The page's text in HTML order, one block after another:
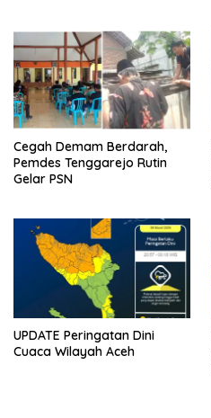
Cegah Demam Berdarah,
Pemdes Tenggarejo Rutin
Gelar PSN
UPDATE Peringatan Dini
Cuaca Wilayah Aceh